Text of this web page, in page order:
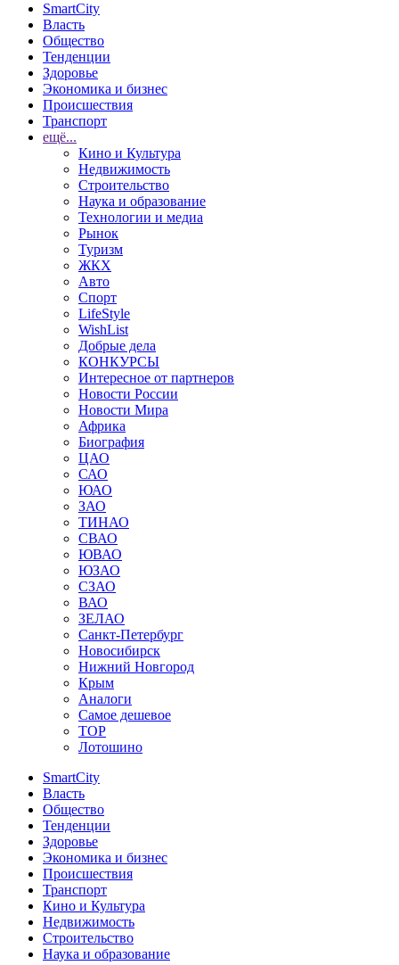
SmartCity
Власть
Общество
Тенденции
Здоровье
Экономика и бизнес
Происшествия
Транспорт
ещё...
Кино и Культура
Недвижимость
Строительство
Наука и образование
Технологии и медиа
Рынок
Туризм
ЖКХ
Авто
Спорт
LifeStyle
WishList
Добрые дела
КОНКУРСЫ
Интересное от партнеров
Новости России
Новости Мира
Африка
Биография
ЦАО
САО
ЮАО
ЗАО
ТИНАО
СВАО
ЮВАО
ЮЗАО
СЗАО
ВАО
ЗЕЛАО
Санкт-Петербург
Новосибирск
Нижний Новгород
Крым
Аналоги
Самое дешевое
TOP
Лотошино
SmartCity
Власть
Общество
Тенденции
Здоровье
Экономика и бизнес
Происшествия
Транспорт
Кино и Культура
Недвижимость
Строительство
Наука и образование